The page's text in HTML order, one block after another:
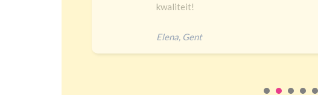
kwaliteit!
Elena, Gent